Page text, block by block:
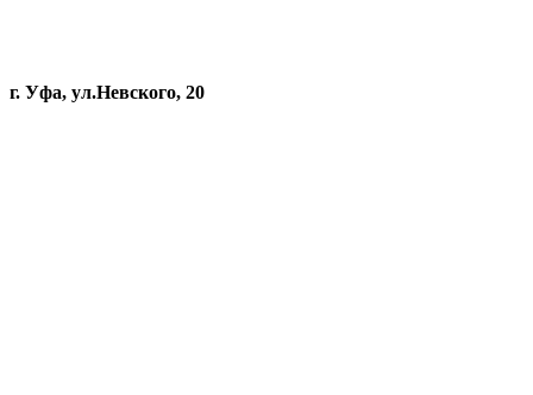
г. Уфа, ул.Невского, 20